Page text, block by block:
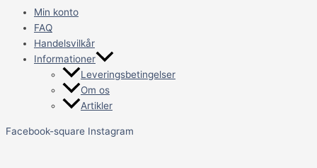
Min konto
FAQ
Handelsvilkår
Informationer
Leveringsbetingelser
Om os
Artikler
Facebook-square Instagram